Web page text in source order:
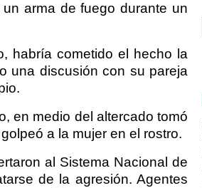
arma de fuego durante un
habría cometido el hecho la
una discusión con su pareja
en medio del altercado tomó
a la mujer en el rostro.
al Sistema Nacional de
de la agresión. Agentes